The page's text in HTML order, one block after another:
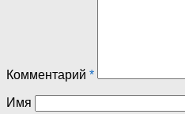
Комментарий *
Имя